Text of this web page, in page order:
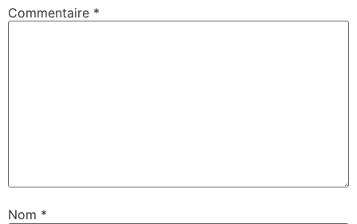
Commentaire *
Nom *